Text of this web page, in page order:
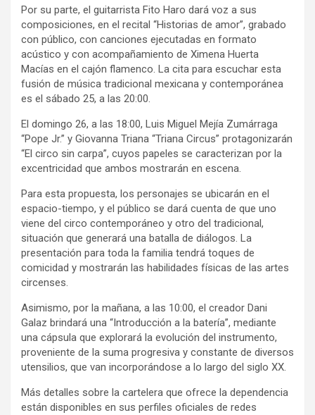
Por su parte, el guitarrista Fito Haro dará voz a sus
composiciones, en el recital “Historias de amor”, grabado
con público, con canciones ejecutadas en formato
acústico y con acompañamiento de Ximena Huerta
Macías en el cajón flamenco. La cita para escuchar esta
fusión de música tradicional mexicana y contemporánea
es el sábado 25, a las 20:00.
El domingo 26, a las 18:00, Luis Miguel Mejía Zumárraga
“Pope Jr.” y Giovanna Triana “Triana Circus” protagonizarán
“El circo sin carpa”, cuyos papeles se caracterizan por la
excentricidad que ambos mostrarán en escena.
Para esta propuesta, los personajes se ubicarán en el
espacio-tiempo, y el público se dará cuenta de que uno
viene del circo contemporáneo y otro del tradicional,
situación que generará una batalla de diálogos. La
presentación para toda la familia tendrá toques de
comicidad y mostrarán las habilidades físicas de las artes
circenses.
Asimismo, por la mañana, a las 10:00, el creador Dani
Galaz brindará una “Introducción a la batería”, mediante
una cápsula que explorará la evolución del instrumento,
proveniente de la suma progresiva y constante de diversos
utensilios, que van incorporándose a lo largo del siglo XX.
Más detalles sobre la cartelera que ofrece la dependencia
están disponibles en sus perfiles oficiales de redes